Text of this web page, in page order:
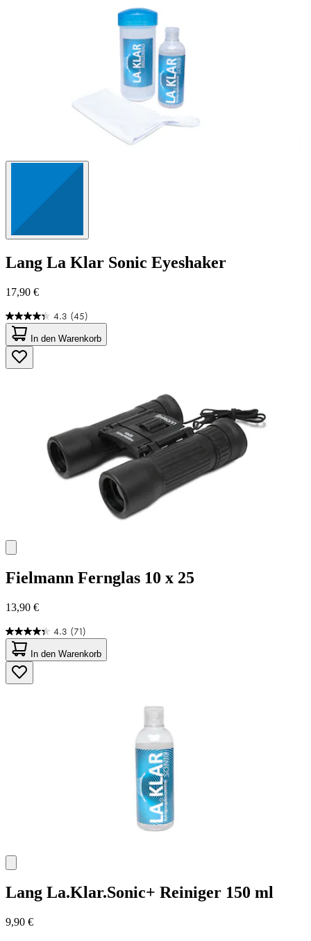
Lang La Klar Sonic Eyeshaker
17,90 €
4.3 (45)
4.3
von
5
Sternen.
45
In den Warenkorb
Fielmann Fernglas 10 x 25
13,90 €
4.3 (71)
4.3
von
5
Sternen.
71
In den Warenkorb
Lang La.Klar.Sonic+ Reiniger 150 ml
9,90 €